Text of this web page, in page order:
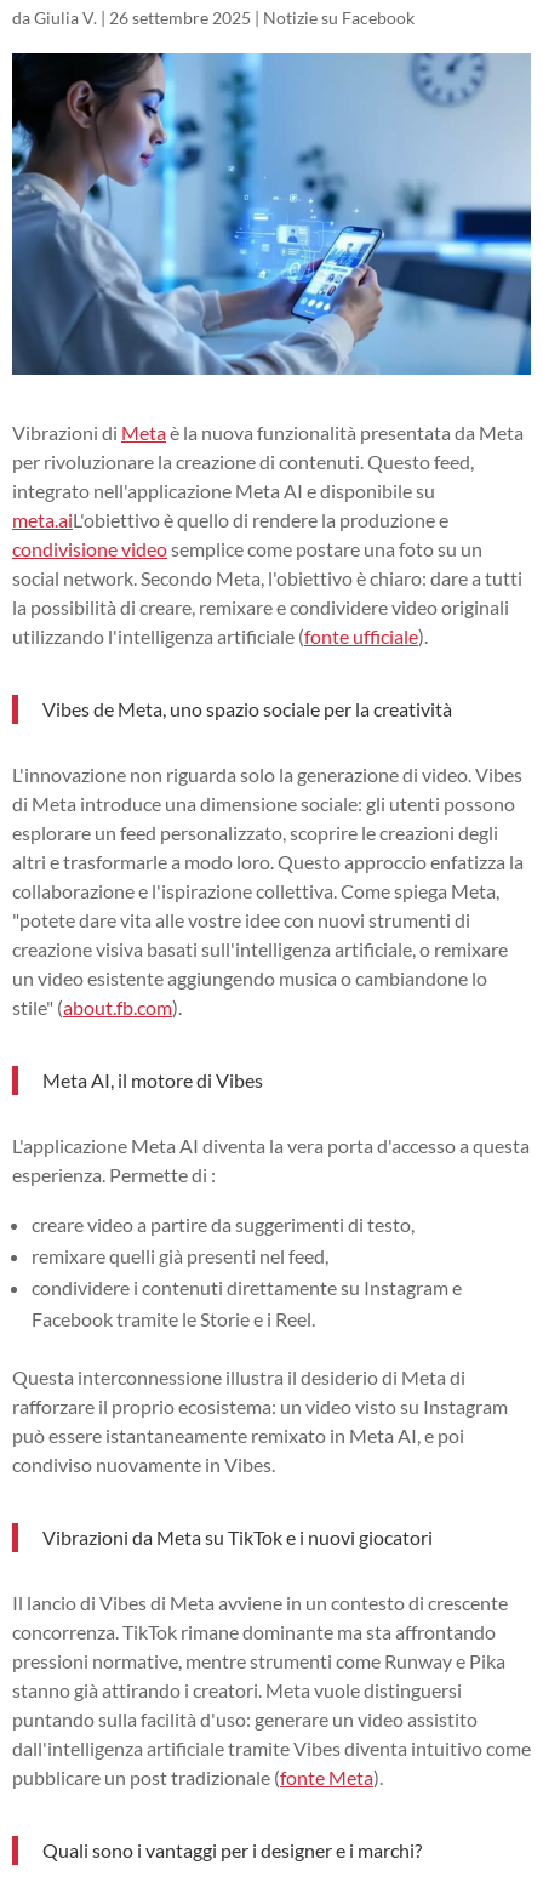
daGiulia V. | 26 settembre 2025 | Notizie su Facebook
Vibrazioni di Metaè la nuova funzionalità presentata da Meta
per rivoluzionare la creazione di contenuti. Questo feed,
integrato nell'applicazione Meta AI e disponibile su
meta.aiL'obiettivo è quello di rendere la produzione e
condivisione videosemplice come postare una foto su un
social network. Secondo Meta, l'obiettivo è chiaro: dare a tutti
la possibilità di creare, remixare e condividere video originali
utilizzando l'intelligenza artificiale (fonte ufficiale).
Vibes de Meta, uno spazio sociale per la creatività
L'innovazione non riguarda solo la generazione di video. Vibes
di Meta introduce una dimensione sociale: gli utenti possono
esplorare un feed personalizzato, scoprire le creazioni degli
altri e trasformarle a modo loro. Questo approccio enfatizza la
collaborazione e l'ispirazione collettiva. Come spiega Meta,
"potete dare vita alle vostre idee con nuovi strumenti di
creazione visiva basati sull'intelligenza artificiale, o remixare
un video esistente aggiungendo musica o cambiandone lo
stile" (about.fb.com).
Meta AI, il motore di Vibes
L'applicazione Meta AI diventa la vera porta d'accesso a questa
esperienza. Permette di :
creare video a partire da suggerimenti di testo,
remixare quelli già presenti nel feed,
condividere i contenuti direttamente su Instagram e
Facebook tramite le Storie e i Reel.
Questa interconnessione illustra il desiderio di Meta di
rafforzare il proprio ecosistema: un video visto su Instagram
può essere istantaneamente remixato in Meta AI, e poi
condiviso nuovamente in Vibes.
Vibrazioni da Meta su TikTok e i nuovi giocatori
Il lancio di Vibes di Meta avviene in un contesto di crescente
concorrenza. TikTok rimane dominante ma sta affrontando
pressioni normative, mentre strumenti come Runway e Pika
stanno già attirando i creatori. Meta vuole distinguersi
puntando sulla facilità d'uso: generare un video assistito
dall'intelligenza artificiale tramite Vibes diventa intuitivo come
pubblicare un post tradizionale (fonte Meta).
Quali sono i vantaggi per i designer e i marchi?